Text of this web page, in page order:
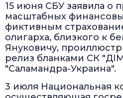
15 июня СБУ заявила о
масштабных
фиктивным
олигарха, близкого к
Януковичу,
релиз бланками СК
"Саламандра-Украина".
3 июля Национальная